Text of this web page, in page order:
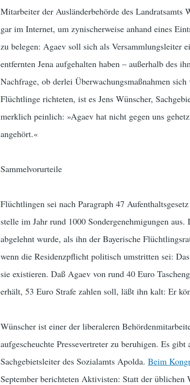
Mitarbeiter der Ausländerbehörde des Landrats­amts
gar im Internet, um zynischerweise anhand eines
zu belegen: Agaev soll sich als Versammlungsleiter
entfernten Jena aufgehalten haben – außerhalb des
Nachfrage, ob derlei Überwachungsmaßnahmen
Flüchtlinge richteten, ist es Jens Wünscher,
merklich peinlich: »Agaev hat nicht gegen uns
angehört.«
Sammelvorurteile
Flüchtlingen sei nach Paragraph 47
stelle im Jahr rund 1000 Sondergenehmigungen
abgelehnt wurde, als ihn der Bayerische
wenn die Residenzpflicht politisch umstritten sei:
sie existieren. Daß Agaev von rund 40 Euro
erhält, 53 Euro Strafe zahlen soll, läßt ihn kalt: Er
Wünscher ist einer der liberaleren
aufgescheuchte Pressevertreter zu beruhigen. Es
Sachgebietsleiter des Sozialamts Apolda.Beim
September berichteten Aktivisten: Statt der üblichen